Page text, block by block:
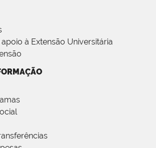
à Extensão Universitária